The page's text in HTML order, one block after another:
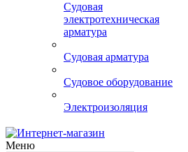
Судовая
электротехническая
арматура
Судовая арматура
Судовое оборудование
Электроизоляция
Меню